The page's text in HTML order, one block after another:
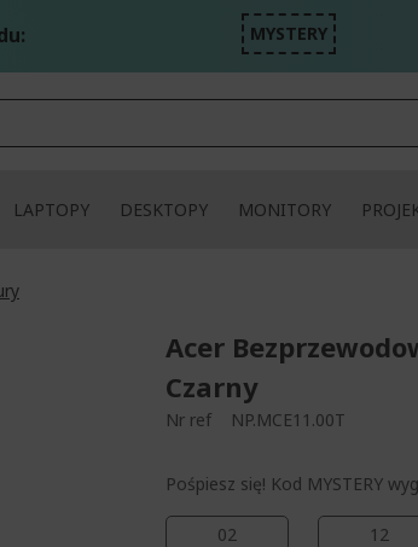
MYSTERY
LAPTOPY DESKTOPY MONITORY
Acer
Czarny
Nr ref NP.MCE11.00T
Pośpiesz się! Kod MYSTERY
02 12